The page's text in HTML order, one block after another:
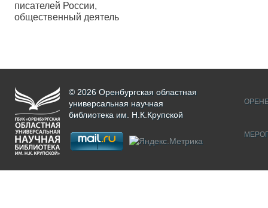
писателей России,
общественный деятель
© 2026 Оренбургская областная
универсальная научная
библиотека им. Н.К.Крупской